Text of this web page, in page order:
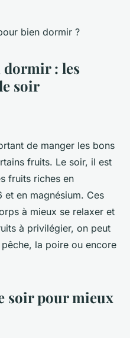
dormir : les
soir
de manger les bons
fruits. Le soir, il est
fruits riches en
en magnésium. Ces
à mieux se relaxer et
à privilégier, on peut
la poire ou encore
soir pour mieux